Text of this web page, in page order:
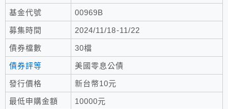
基金代號 00969B
募集時間 2024/11/18-11/22
債券檔數 30檔
債券評等 美國零息公債
發行價格 新台幣10元
最低申購金額 10000元